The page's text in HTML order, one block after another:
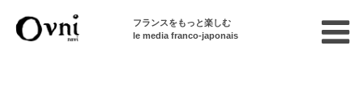
フランスをもっと楽しむ
le media franco-japonais